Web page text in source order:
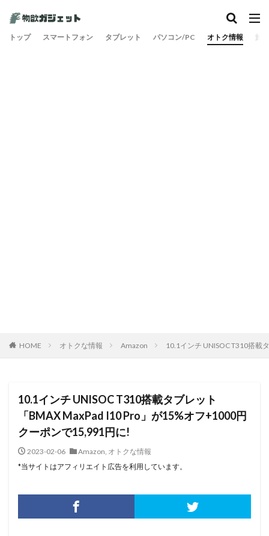
トップ スマートフォン タブレット パソコン/PC オトク情報 旅
HOME オトクな情報 Amazon 10.1インチ UNISOC T310搭載
10.1インチ UNISOC T310搭載タブレット
「BMAX MaxPad I10 Pro」が15%オフ+1000円
クーポンで15,991円に!
2023-02-06 Amazon, オトクな情報
*当サイトはアフィリエイト広告を利用しています。